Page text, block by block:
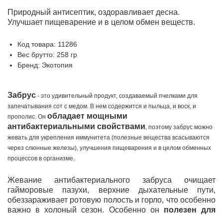
Природный антисептик, оздоравливает десна.
Улучшает пищеварение и в целом обмен веществ.
Код товара: 11286
Вес брутто: 258 гр
Бренд: Экотопия
Забрус - это удивительный продукт, создаваемый пчелками для
запечатывания сот с медом. В нем содержится и пыльца, и воск, и
прополис. Он обладает мощными
антибактериальными свойствами, поэтому забрус можно
жевать для укрепления иммунитета (полезные вещества всасываются
через слюнные железы), улучшения пищеварения и в целом обменных
процессов в организме.
Жевание антибактериального забруса очищает
гайморовые пазухи, верхние дыхательные пути,
обеззараживает ротовую полость и горло, что особенно
важно в холоный сезон. Особенно он полезен для